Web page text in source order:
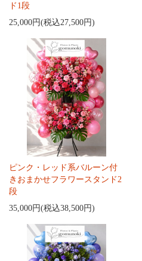
ド1段
25,000円(税込27,500円)
ピンク・レッド系バルーン付
きおまかせフラワースタンド2
段
35,000円(税込38,500円)